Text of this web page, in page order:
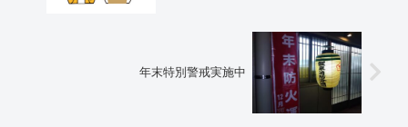
年末特別警戒実施中